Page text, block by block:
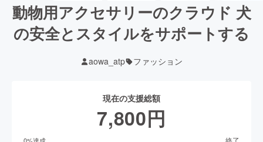
動物用アクセサリーのクラウド 犬
の安全とスタイルをサポートする
aowa_atp ファッション
現在の支援総額
7,800円